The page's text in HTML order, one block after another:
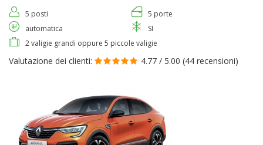
5 posti
5 porte
automatica
SI
2 valigie grandi oppure 5 piccole valigie
Valutazione dei clienti: 4.77 / 5.00 (44 recensioni)